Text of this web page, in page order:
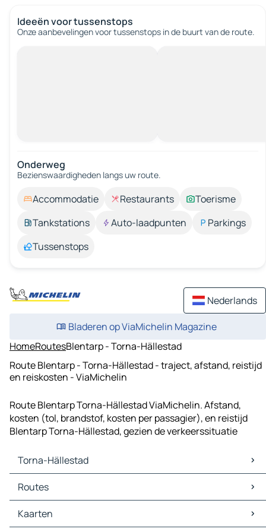
Ideeën voor tussenstops
Onze aanbevelingen voor tussenstops in de buurt van de route.
Onderweg
Bezienswaardigheden langs uw route.
Accommodatie Restaurants
Toerisme
Tankstations
Auto-laadpunten
Parkings
Tussenstops
Nederlands
Bladeren op ViaMichelin Magazine
HomeRoutesBlentarp - Torna-Hällestad
Route Blentarp - Torna-Hällestad - traject, afstand, reistijd
en reiskosten - ViaMichelin
Route Blentarp Torna-Hällestad ViaMichelin. Afstand,
kosten (tol, brandstof, kosten per passagier), en reistijd
Blentarp Torna-Hällestad, gezien de verkeerssituatie
Torna-Hällestad
Torna-Hällestad Kaarten
Torna-Hällestad Verkeer
Torna-Hällestad Hotels
Torna-Hällestad Restaurants
Routes
Routes Torna-Hällestad - Lund
Routes Torna-Hällestad - Staffanstorp
Kaarten